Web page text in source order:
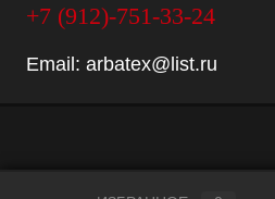
+7 (912)-751-33-24
Email: arbatex@list.ru